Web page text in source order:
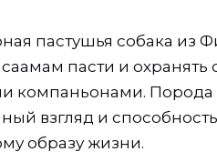
пастушья собака из
пасти и охранять
компаньонами.
взгляд и
образу жизни.